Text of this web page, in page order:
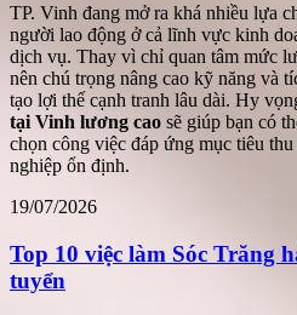
TP. Vinh đang mở ra khá nhiều lựa
người lao động ở cả lĩnh vực kinh
dịch vụ. Thay vì chỉ quan tâm mức
nên chú trọng nâng cao kỹ năng và
tạo lợi thế cạnh tranh lâu dài. Hy
tại Vinh lương cao sẽ giúp bạn có
chọn công việc đáp ứng mục tiêu
nghiệp ổn định.
19/07/2026
Top 10 việc làm Sóc Trăng
tuyển